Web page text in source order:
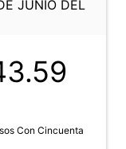
JUNIO DEL
Con Cincuenta